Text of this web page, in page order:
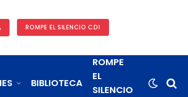
ROMPE EL SILENCIO CDI
BIBLIOTECA
ROMPE
EL
SILENCIO